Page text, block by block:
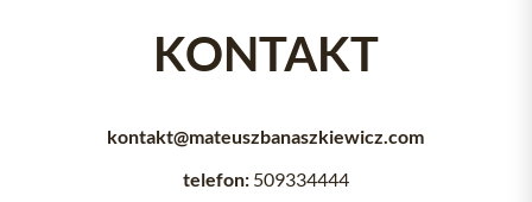
KONTAKT
kontakt@mateuszbanaszkiewicz.com
telefon: 509334444